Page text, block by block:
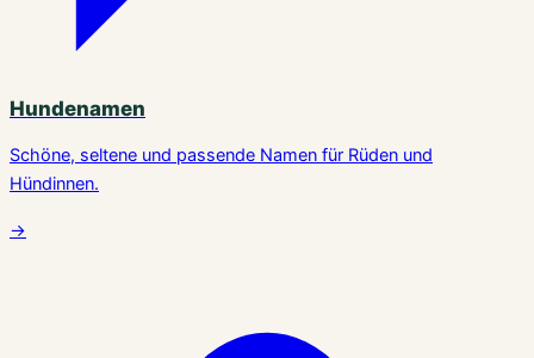
Hundenamen
Schöne, seltene und passende Namen für Rüden und
Hündinnen.
→